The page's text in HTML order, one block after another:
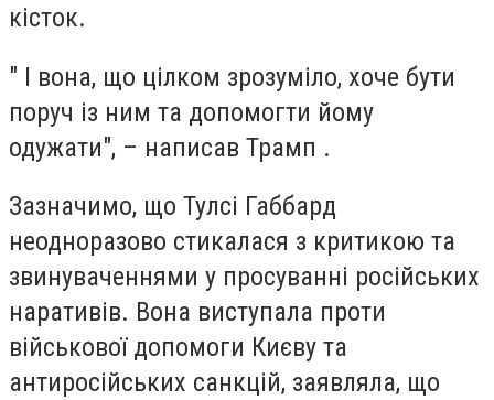
кісток.
" І вона, що цілком зрозуміло, хоче бути
поруч із ним та допомогти йому
одужати", – написав Трамп .
Зазначимо, що Тулсі Габбард
неодноразово стикалася з критикою та
звинуваченнями у просуванні російських
наративів. Вона виступала проти
військової допомоги Києву та
антиросійських санкцій, заявляла, що